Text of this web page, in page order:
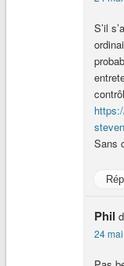
S’il
Sans
Phil
24